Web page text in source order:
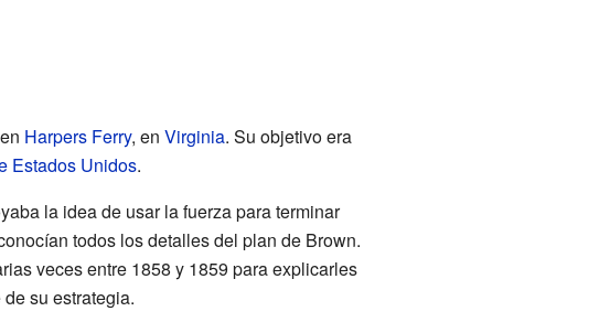
Harpers Ferry, en Virginia. Su objetivo era
Estados Unidos.
la idea de usar la fuerza para terminar
todos los detalles del plan de Brown.
veces entre 1858 y 1859 para explicarles
su estrategia.